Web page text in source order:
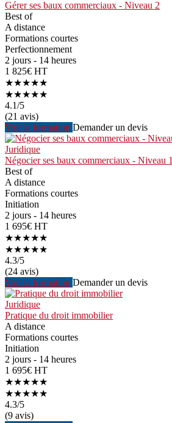
Gérer ses baux commerciaux - Niveau 2
Best of
A distance
Formations courtes
Perfectionnement
2 jours - 14 heures
1 825€ HT
★★★★★
★★★★★
4.1/5
(21 avis)
Voir la formation Demander un devis
Juridique
Négocier ses baux commerciaux - Niveau 1
Best of
A distance
Formations courtes
Initiation
2 jours - 14 heures
1 695€ HT
★★★★★
★★★★★
4.3/5
(24 avis)
Voir la formation Demander un devis
Juridique
Pratique du droit immobilier
A distance
Formations courtes
Initiation
2 jours - 14 heures
1 695€ HT
★★★★★
★★★★★
4.3/5
(9 avis)